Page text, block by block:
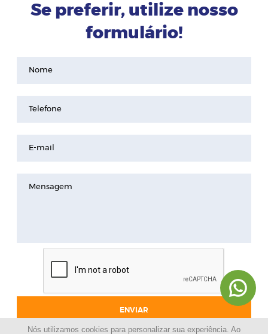
Se preferir, utilize nosso
formulário!
Nome
Telefone
E-mail
Mensagem
ENVIAR
Nós utilizamos cookies para personalizar sua experiência. Ao